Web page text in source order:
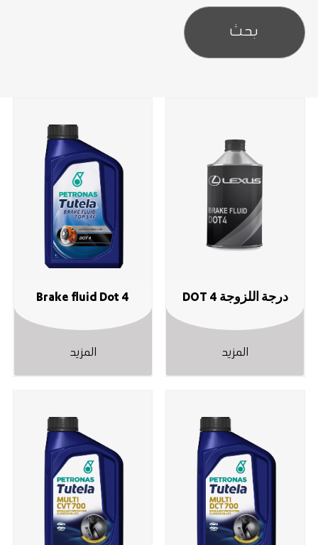
بحث
درجة اللزوجة DOT 4
المزيد
Brake fluid Dot 4
المزيد